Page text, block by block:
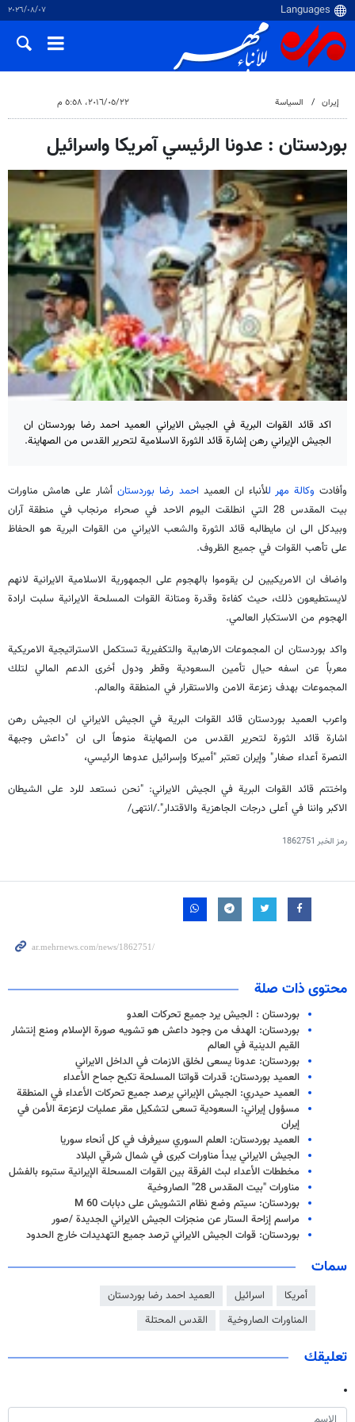
٠٧‏/٠٨‏/٢٠٢٦
إيران السياسة ٢٢‏/٠٥‏/٢٠١٦، ٥:٥٨ م
بوردستان : عدونا الرئيسي آمريكا واسرائيل
اكد قائد القوات البرية في الجيش الايراني العميد احمد رضا بوردستان ان
الجيش الإيراني رهن إشارة قائد الثورة الاسلامية لتحرير القدس من الصهاينة.
وأفادت وكالة مهر للأنباء ان العميد احمد رضا بوردستانأشار على هامش مناورات
بيت المقدس 28 التي انطلقت اليوم الاحد في صحراء مرنجاب في منطقة آران
وبيدكل الى ان مايطالبه قائد الثورة والشعب الايراني من القوات البرية هو الحفاظ
على تأهب القوات في جميع الظروف.
واضاف ان الامريكيين لن يقوموا بالهجوم على الجمهورية الاسلامية الايرانية لانهم
لايستطيعون ذلك، حيث كفاءة وقدرة ومتانة القوات المسلحة الايرانية سلبت ارادة
الهجوم من الاستكبار العالمي.
واكد بوردستان ان المجموعات الارهابية والتكفيرية تستكمل الاستراتيجية الامريكية
معرباً عن اسفه حيال تأمين السعودية وقطر ودول أخرى الدعم المالي لتلك
المجموعات بهدف زعزعة الامن والاستقرار في المنطقة والعالم.
واعرب العميد بوردستان قائد القوات البرية في الجيش الايراني ان الجيش رهن
اشارة قائد الثورة لتحرير القدس من الصهاينة منوهاً الى ان "داعش وجبهة
النصرة أعداء صغار" وإيران تعتبر "أميركا وإسرائيل عدوها الرئيسي،
واختتم قائد القوات البرية في الجيش الايراني: "نحن نستعد للرد على الشيطان
الاكبر واننا في أعلى درجات الجاهزية والاقتدار"./انتهى/
رمز الخبر 1862751
محتوى ذات صلة
بوردستان : الجيش يرد جميع تحركات العدو
بوردستان: الهدف من وجود داعش هو تشويه صورة الإسلام ومنع إنتشار
القيم الدينية في العالم
بوردستان: عدونا يسعى لخلق الازمات في الداخل الايراني
العميد بوردستان: قدرات قواتنا المسلحة تكبح جماح الأعداء
العميد حيدري: الجيش الإيراني يرصد جميع تحركات الأعداء في المنطقة
مسؤول إيراني: السعودية تسعى لتشكيل مقر عمليات لزعزعة الأمن في
إيران
العميد بوردستان: العلم السوري سيرفرف في كل أنحاء سوريا
الجيش الايراني يبدأ مناورات كبرى في شمال شرقي البلاد
مخططات الأعداء لبث الفرقة بين القوات المسحلة الإيرانية ستبوء بالفشل
مناورات "بيت المقدس 28" الصاروخية
بوردستان: سيتم وضع نظام التشويش على دبابات M 60
مراسم إزاحة الستار عن منجزات الجيش الايراني الجديدة /صور
بوردستان: قوات الجيش الايراني ترصد جميع التهديدات خارج الحدود
سمات
أمريكا اسرائيل
العميد احمد رضا بوردستان
المناورات الصاروخية
القدس المحتلة
تعليقك